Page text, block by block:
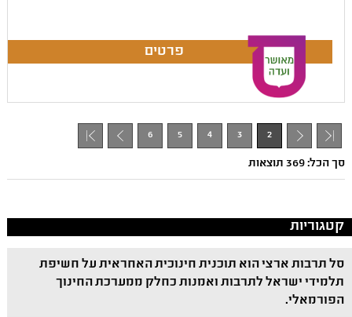
- 1
2
3
4
5
6
סך הכל: 369 תוצאות
קטגוריות
סל תרבות ארצי הוא תוכנית חינוכית האחראית על חשיפת
תלמידי ישראל לתרבות ואמנות כחלק ממערכת החינוך
הפורמאלי.